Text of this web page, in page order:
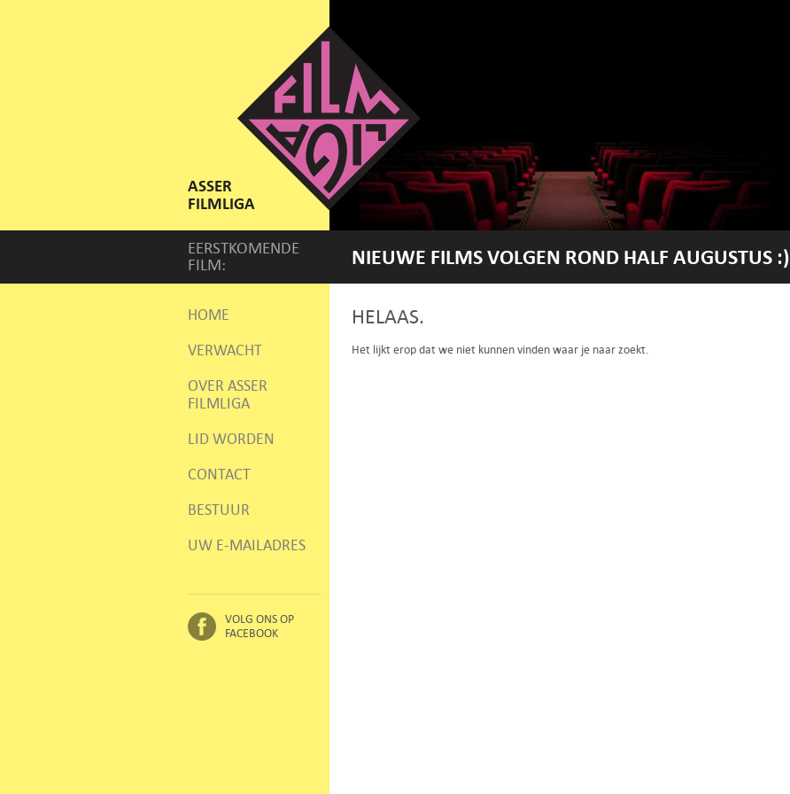
ASSER
FILMLIGA
EERSTKOMENDE
FILM:
NIEUWE FILMS VOLGEN ROND HALF AUGUSTUS :)
HOME
VERWACHT
OVER ASSER
FILMLIGA
LID WORDEN
CONTACT
BESTUUR
UW E-MAILADRES
VOLG ONS OP
FACEBOOK
HELAAS.
Het lijkt erop dat we niet kunnen vinden waar je naar zoekt.